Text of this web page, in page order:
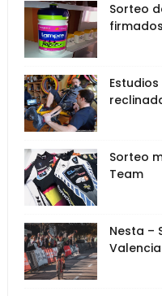
Sorteo
Sorteo
Team
Nesta –
Valencia